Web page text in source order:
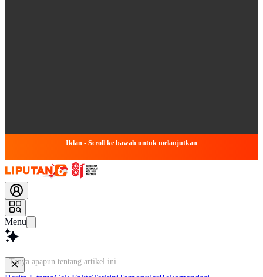
Iklan - Scroll ke bawah untuk melanjutkan
Menu
Tanya apapun tentang artikel ini...